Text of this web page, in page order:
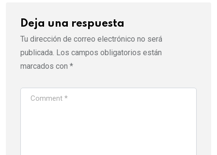
Deja una respuesta
Tu dirección de correo electrónico no será
publicada. Los campos obligatorios están
marcados con *